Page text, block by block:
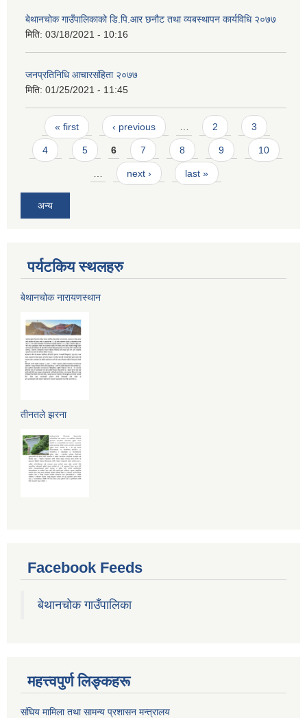
बेथानचोक गाउँपालिकाको डि.पि.आर छनौट तथा व्यबस्थापन कार्यविधि २०७७
मिति: 03/18/2021 - 10:16
जनप्रतिनिधि आचारसंहिता २०७७
मिति: 01/25/2021 - 11:45
Pages
« first ‹ previous … 2 3
4 5 6 7 8 9 10
… next › last »
अन्य
पर्यटकिय स्थलहरु
बेथानचोक नारायणस्थान
तीनतले झरना
Facebook Feeds
बेथानचोक गाउँपालिका
महत्त्वपुर्ण लिङ्कहरू
संघिय मामिला तथा सामन्य प्रशासन मन्त्रालय